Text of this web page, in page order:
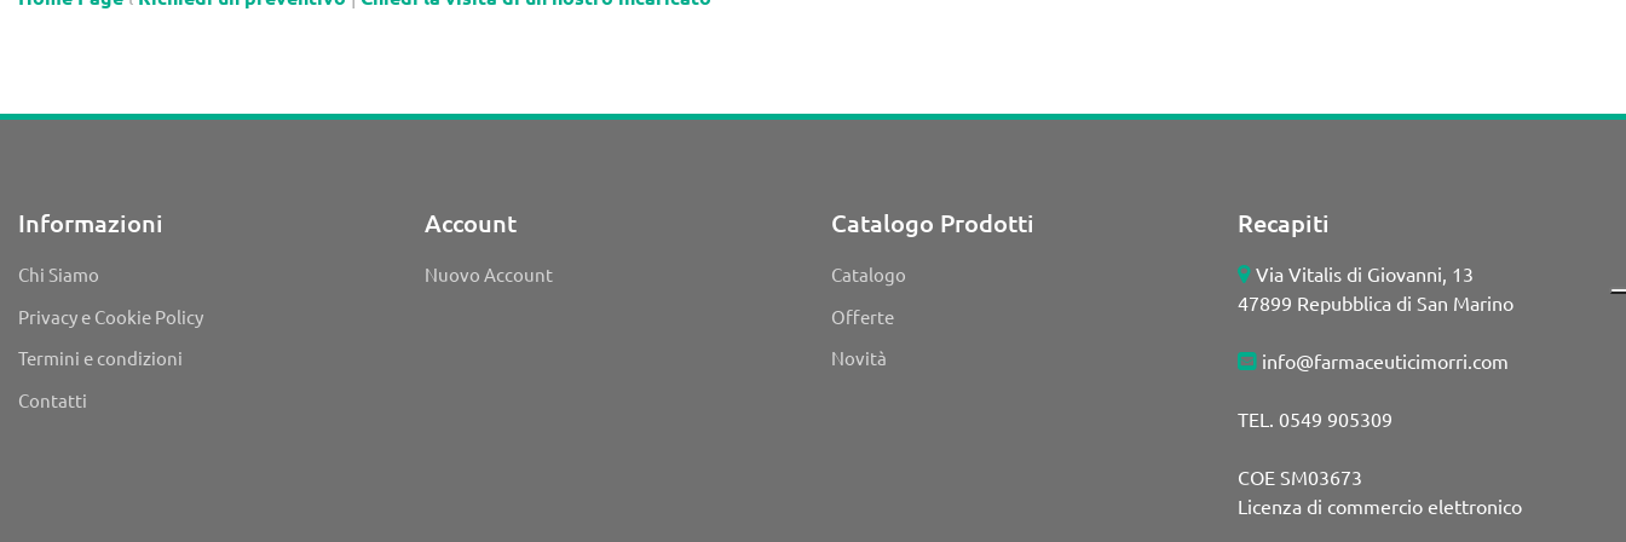
Informazioni
Chi Siamo
Privacy e Cookie Policy
Termini e condizioni
Contatti
Account
Nuovo Account
Catalogo Prodotti
Catalogo
Offerte
Novità
Recapiti
Via Vitalis di Giovanni, 13
47899 Repubblica di San Marino
info@farmaceuticimorri.com
TEL. 0549 905309
COE SM03673
Licenza di commercio elettronico